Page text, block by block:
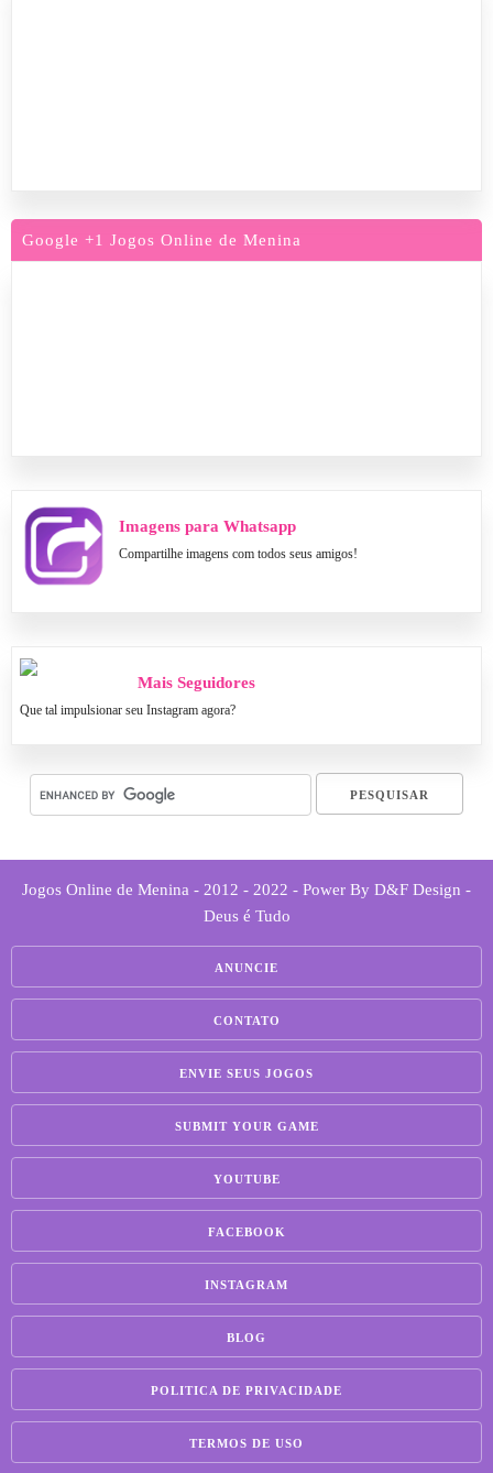
Google +1 Jogos Online de Menina
Imagens para Whatsapp
Compartilhe imagens com todos seus amigos!
Mais Seguidores
Que tal impulsionar seu Instagram agora?
Jogos Online de Menina - 2012 - 2022 - Power By D&F Design -
Deus é Tudo
ANUNCIE
CONTATO
ENVIE SEUS JOGOS
SUBMIT YOUR GAME
YOUTUBE
FACEBOOK
INSTAGRAM
BLOG
POLITICA DE PRIVACIDADE
TERMOS DE USO